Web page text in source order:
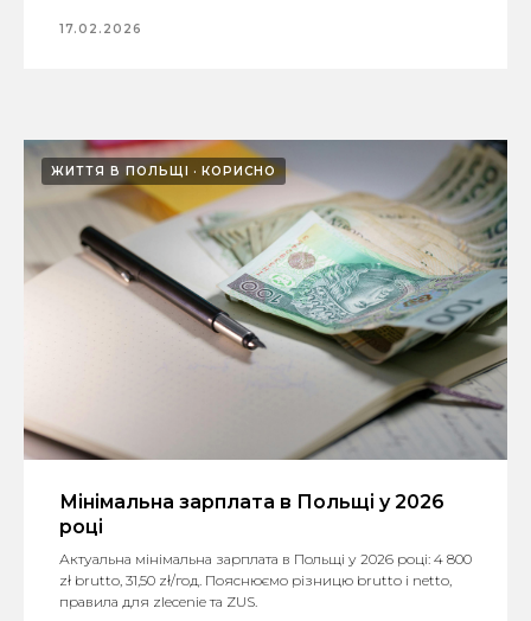
17.02.2026
ЖИТТЯ В ПОЛЬЩІ КОРИСНО
Мінімальна зарплата в Польщі у 2026
році
Актуальна мінімальна зарплата в Польщі у 2026 році: 4 800
zł brutto, 31,50 zł/год. Пояснюємо різницю brutto і netto,
правила для zlecenie та ZUS.